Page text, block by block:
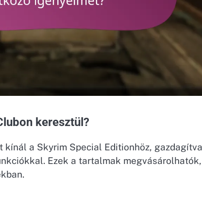
keresztül?
a Skyrim Special Editionhöz,
Ezek a tartalmak megvásárolhatók,